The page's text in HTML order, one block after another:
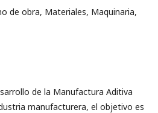
de obra, Materiales, Maquinaria,
de la Manufactura Aditiva
manufacturera, el objetivo es